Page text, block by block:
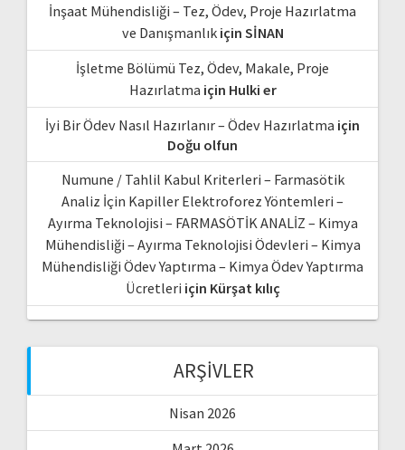
İnşaat Mühendisliği – Tez, Ödev, Proje Hazırlatma
ve Danışmanlıkiçin SİNAN
İşletme Bölümü Tez, Ödev, Makale, Proje
Hazırlatma için Hulki er
İyi Bir Ödev Nasıl Hazırlanır – Ödev Hazırlatma için
Doğu olfun
Numune / Tahlil Kabul Kriterleri – Farmasötik
Analiz İçin Kapiller Elektroforez Yöntemleri –
Ayırma Teknolojisi – FARMASÖTİK ANALİZ – Kimya
Mühendisliği – Ayırma Teknolojisi Ödevleri – Kimya
Mühendisliği Ödev Yaptırma – Kimya Ödev Yaptırma
Ücretleri için Kürşat kılıç
ARŞIVLER
Nisan 2026